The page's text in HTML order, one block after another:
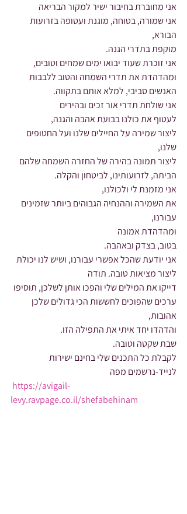
אני מחוברת בחיבור ישיר למקור הבריאה
אני שמורה, בטוחה, מוגנת ועטופה בזרועות
הבורא,
מוקפת בתדרי הגנה.
אני זוכרת שעוד יבואו ימים שמחים וטובים,
ומהדהדת את תדרי השמחה והטוב ללבבות
האנשים סביבי, למלא אותם בתקווה.
אני שולחת תדרי אור זכים ובהירים
לעטוף את כולנו בבועת אהבה והגנה,
ליצור שמירה על החיילים שלנו ועל החטופים
שלנו,
ליצור תמונה בהירה של החזרה השמחה שלהם
הביתה, לזרועותינו, לביטחון והקלה.
אני מזמנת לי ולכולנו,
את השמירה וההנחיה הגבוהים ביותר שזמינים
עבורנו,
ומהדהדת אמונה
בטוב, בצדק ובאהבה.
אני יודעת שהכל אפשרי עבורנו, ושיש לנו יכולת
ליצור מציאות טובה. תודה
דייקו את המילים שלי והפכו אותן לשלכן, תוסיפו
ערכים שהפוכים לחששות הכי גדולים שלכן
אהובות,
והדהדו יחד איתי את התפילה הזו.
שבת שקטה וטובה.
לקבלת כל התכנים שלי בחינם ישירות
לנייד-נרשמים מפה
https://avigail-
levy.ravpage.co.il/shefabehinam